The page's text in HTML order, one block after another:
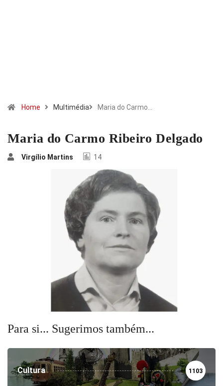
Home Multimédia Maria do Carmo…
Maria do Carmo Ribeiro Delgado
Virgílio Martins 14
Para si... Sugerimos também...
Cultura 1103